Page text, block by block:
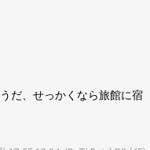
だ、せっかくなら旅館に宿